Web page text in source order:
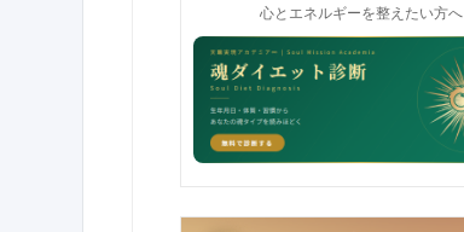
心とエネルギーを整えたい方へ